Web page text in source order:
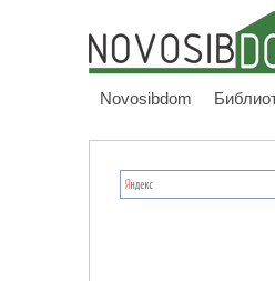
Novosibdom